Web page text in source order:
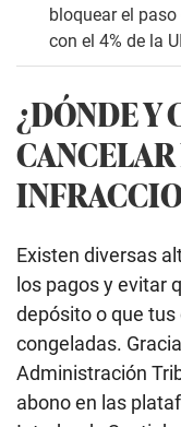
bloquear el
con el 4% de la
¿DÓNDE Y
Existen diversas
los pagos y evitar
depósito o que
congeladas.
Administración
abono en las